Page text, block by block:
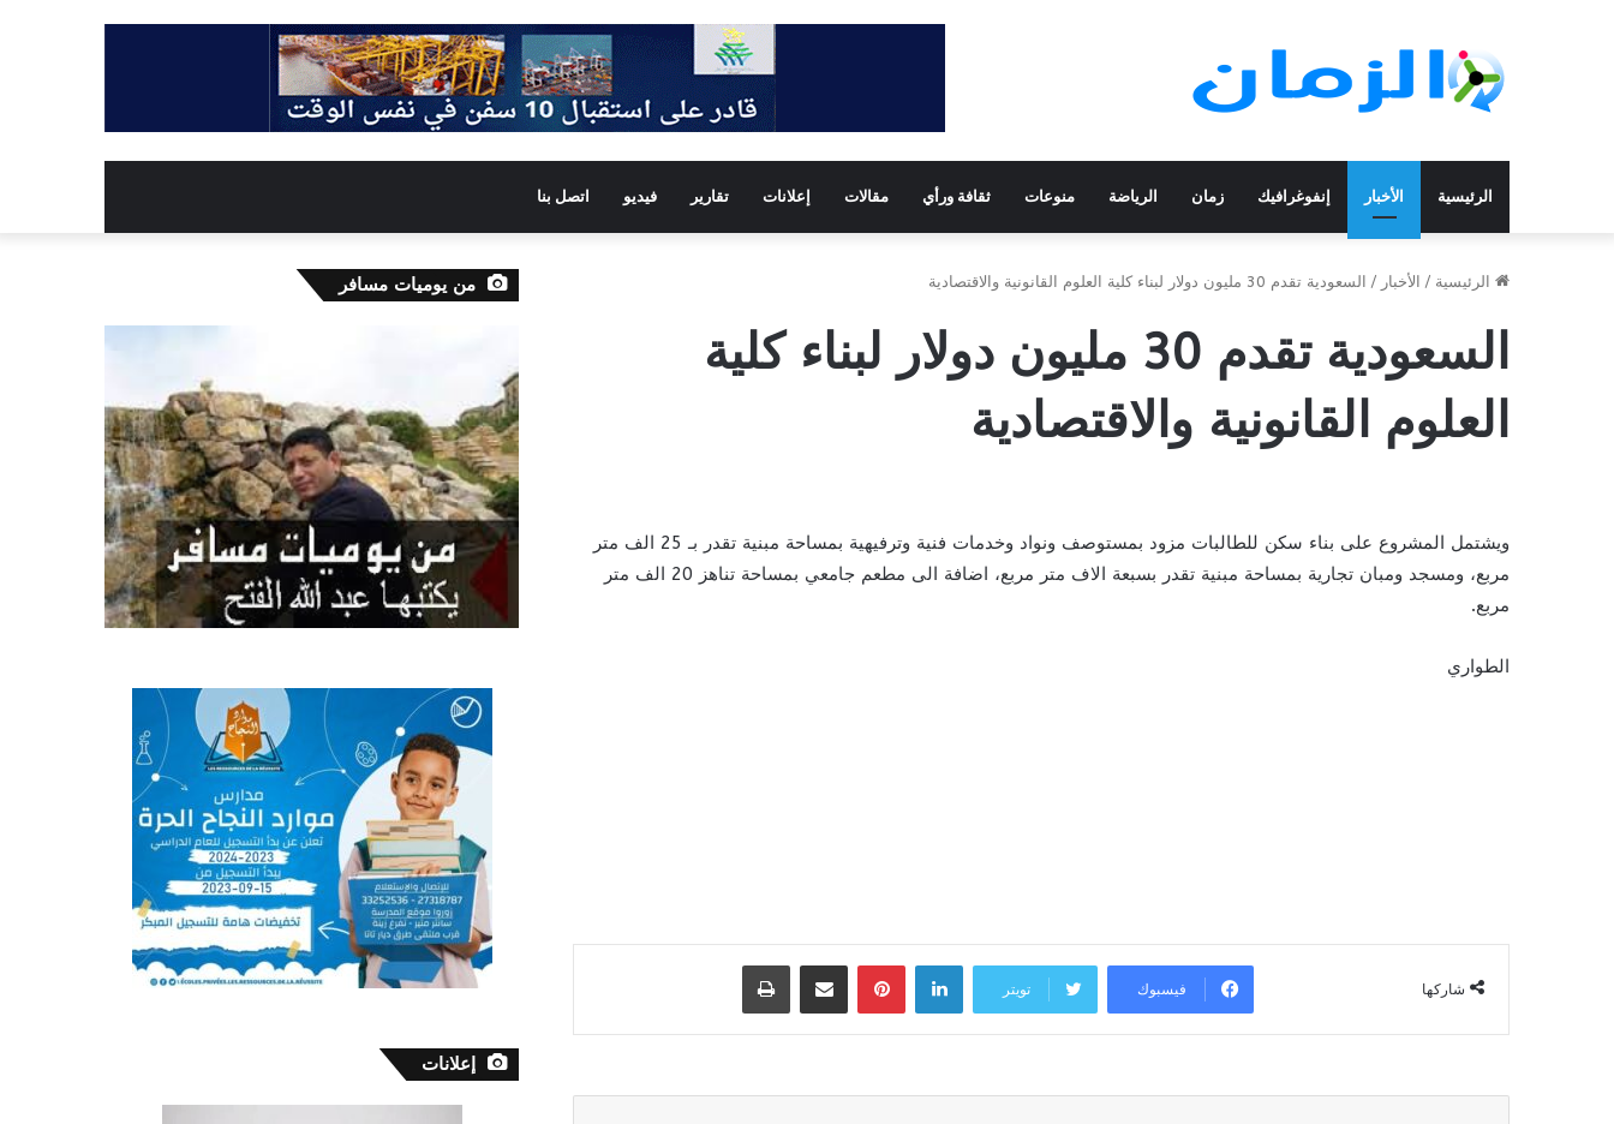
الرئيسية الأخبار إنفوغرافيك زمان الرياضة منوعات ثقافة ورأي مقالات إعلانات تقارير فيديو اتصل بنا
الرئيسية / الأخبار / السعودية تقدم 30 مليون دولار لبناء كلية العلوم القانونية والاقتصادية
السعودية تقدم 30 مليون دولار لبناء كلية
العلوم القانونية والاقتصادية
ويشتمل المشروع على بناء سكن للطالبات مزود بمستوصف ونواد وخدمات فنية وترفيهية بمساحة مبنية تقدر بـ 25 الف متر
مربع، ومسجد ومبان تجارية بمساحة مبنية تقدر بسبعة الاف متر مربع، اضافة الى مطعم جامعي بمساحة تناهز 20 الف متر
مربع.
الطواري
شاركها فيسبوك تويتر
لينكدإن بينتيريستمشاركة عبر البريد طباعة
من يوميات مسافر
إعلانات